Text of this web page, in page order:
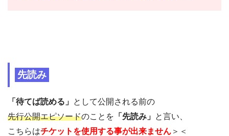
先読み
「待てば読める」 として公開される前の
先行公開エピソードのことを 「先読み」 と言い、
こちらはチケットを使用する事が出来ません ＞＜